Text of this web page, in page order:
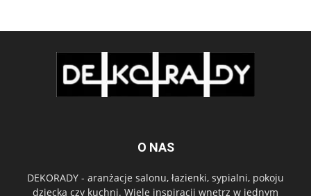
O NAS
DEKORADY - aranżacje salonu, łazienki, sypialni, pokoju
dziecka czy kuchni. Wiele inspiracji wnętrz w jednym